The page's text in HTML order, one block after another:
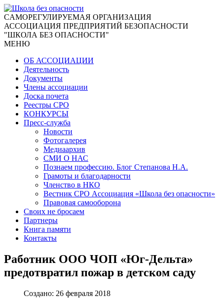
CАМОРЕГУЛИРУЕМАЯ ОРГАНИЗАЦИЯ
АССОЦИАЦИЯ ПРЕДПРИЯТИЙ БЕЗОПАСНОСТИ
"ШКОЛА БЕЗ ОПАСНОСТИ"
МЕНЮ
ОБ АССОЦИАЦИИ
Деятельность
Документы
Члены ассоциации
Доска почета
Реестры СРО
КОНКУРСЫ
Пресс-служба
Новости
Фотогалерея
Медиаархив
СМИ О НАС
Познаем профессию. Блог Степанова Н.А.
Грамоты и благодарности
Членство в НКО
Вестник СРО Ассоциация «Школа без опасности»
Правовая самооборона
Своих не бросаем
Партнеры
Книга памяти
Контакты
Работник ООО ЧОП «Юг-Дельта»
предотвратил пожар в детском саду
Создано: 26 февраля 2018